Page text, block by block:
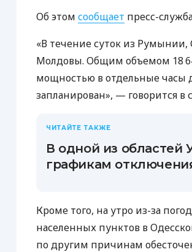
Об этом сообщает пресс-
«В течение суток из
Молдовы. Общим объемом 18
мощностью в отдельные часы
запланирован», — говорится в
ЧИТАЙТЕ ТАКЖЕ
В одной из областей
графикам
Кроме того, на утро из-за
населенных пунктов в
по другим причинам